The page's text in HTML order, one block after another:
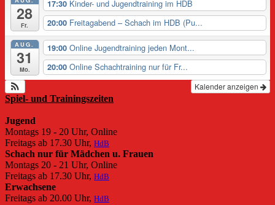
28
Fr.
17:30 Kinder- und Jugendtraining im HDB
20:00 Freitagabend – Schach im HDB (Pu...
AUG.
31
Mo.
19:00 Online Jugendtraining jeden Mont...
20:00 Online Schachtraining nur für Fr...
Kalender anzeigen
Spiel- und Trainingszeiten
Jugend
Montags 19 - 20 Uhr, Online
Freitags ab 17.30 Uhr, HdB
Schach nur für Mädchen u. Frauen
Montags 20 - 21 Uhr, Online
Freitags ab 17.30 Uhr, HdB
Erwachsene
Freitags ab 20.00 Uhr, HdB